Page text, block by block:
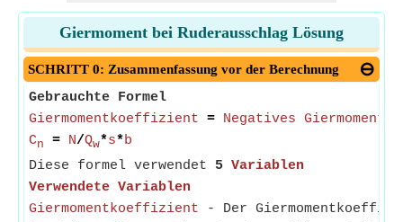
Giermoment bei Ruderausschlag Lösung
SCHRITT 0: Zusammenfassung vor der Berechnung
Gebrauchte Formel
Giermomentkoeffizient = Negatives Giermoment
Cn = N/Qw*s*b
Diese formel verwendet 5 Variablen
Verwendete Variablen
Giermomentkoeffizient - Der